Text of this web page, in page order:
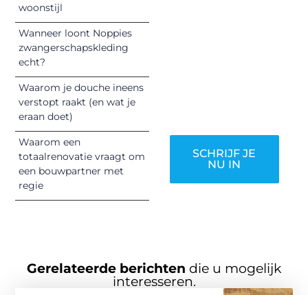
woonstijl
Wanneer loont Noppies
zwangerschapskleding
echt?
Waarom je douche ineens
verstopt raakt (en wat je
eraan doet)
Waarom een
totaalrenovatie vraagt om
een bouwpartner met
regie
SCHRIJF JE
NU IN
Gerelateerde berichten die u mogelijk
interesseren.